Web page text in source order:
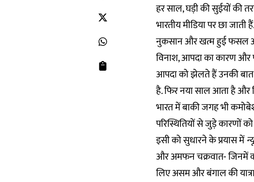
हर साल, घड़ी की सुईयों की
भारतीय मीडिया पर छा
नुकसान और खत्म हुई फसल
विनाश, आपदा का कारण और
आपदा को झेलते हैं उनकी बात
है. फिर नया साल आता है और
भारत में बाकी जगह भी
परिस्थितियों से जुड़े कारणों
इसी को सुधारने के प्रयास में
और अमफन चक्रवात- जिनमें
लिए असम और बंगाल की